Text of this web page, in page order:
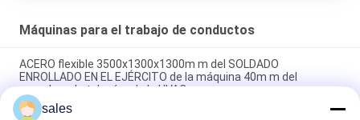
Máquinas para el trabajo de conductos
ACERO flexible 3500x1300x1300m m del SOLDADO
ENROLLADO EN EL EJÉRCITO de la máquina 40m m del
empalme de tuberías de la HVAC
sales